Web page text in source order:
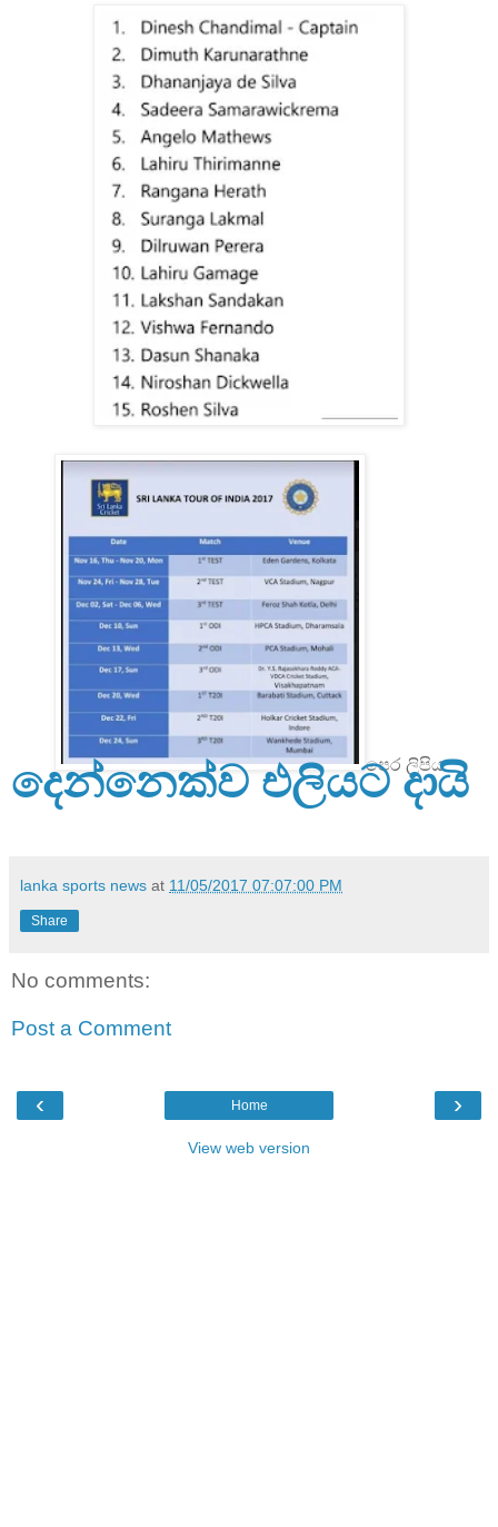
පෙර ලිපිය
දෙන්නෙක්ව එලියට දායි
lanka sports news at 11/05/2017 07:07:00 PM
Share
No comments:
Post a Comment
‹ ›
Home
View web version